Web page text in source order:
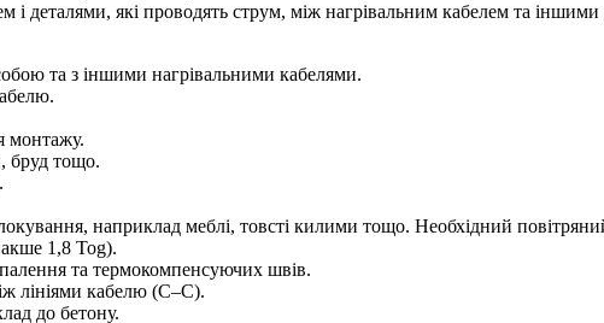
і деталями, які проводять струм, між нагрівальним кабелем та
та з іншими нагрівальними кабелями.
монтажу.
бруд тощо.
наприклад меблі, товсті килими тощо. Необхідний
1,8 Tog).
та термокомпенсуючих швів.
лініями кабелю (С–С).
до бетону.